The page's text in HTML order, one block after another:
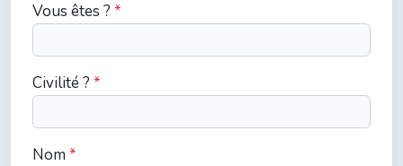
Vous êtes ? *
Civilité ? *
Nom *